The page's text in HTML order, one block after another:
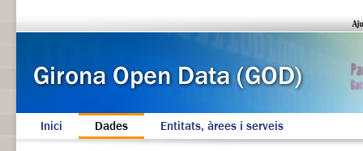
Inici Dades Entitats, àrees i serveis